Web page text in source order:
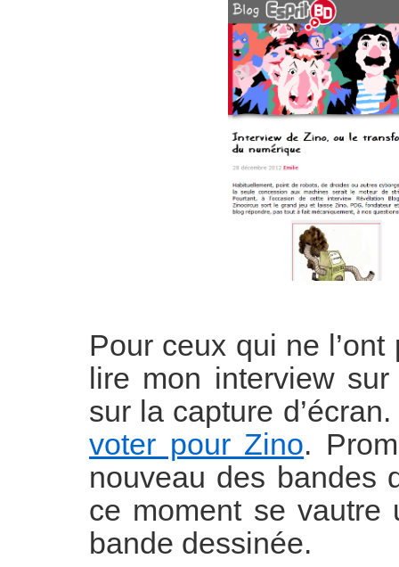
Pour ceux qui ne
lire mon interview
sur la capture
voter pour Zino.
nouveau des bandes
ce moment se vautre
bande dessinée.